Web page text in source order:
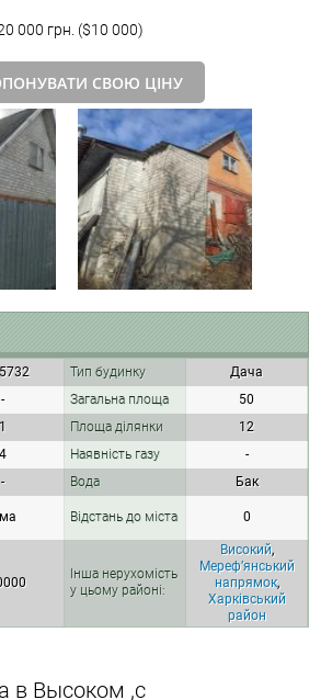
000 грн. ($10 000)
СВОЮ ЦІНУ
Тип будинку
Дача
- Загальна площа
50
1 Площа ділянки
12
4 Наявність газу
-
- Вода
Бак
Відстань до міста 0
Інша нерухомість
у цьому районі:
Високий,
Мереф’янський
напрямок,
Харківський
район
в Высоком ,с